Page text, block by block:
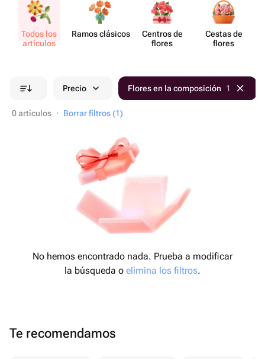
Todos los
artículos
Ramos clásicos
Centros de
flores
Cestas de
flores
Precio Flores en la composición 1
0 artículos · Borrar filtros (1)
No hemos encontrado nada. Prueba a modificar
la búsqueda o elimina los filtros.
Te recomendamos